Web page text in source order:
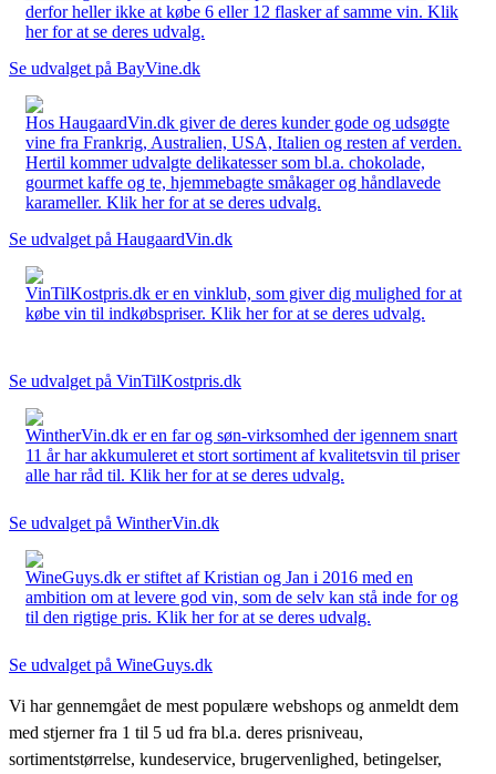
derfor heller ikke at købe 6 eller 12 flasker af samme vin. Klik
her for at se deres udvalg.
Se udvalget på BayVine.dk
Hos HaugaardVin.dk giver de deres kunder gode og udsøgte
vine fra Frankrig, Australien, USA, Italien og resten af verden.
Hertil kommer udvalgte delikatesser som bl.a. chokolade,
gourmet kaffe og te, hjemmebagte småkager og håndlavede
karameller. Klik her for at se deres udvalg.
Se udvalget på HaugaardVin.dk
VinTilKostpris.dk er en vinklub, som giver dig mulighed for at
købe vin til indkøbspriser. Klik her for at se deres udvalg.
Se udvalget på VinTilKostpris.dk
WintherVin.dk er en far og søn-virksomhed der igennem snart
11 år har akkumuleret et stort sortiment af kvalitetsvin til priser
alle har råd til. Klik her for at se deres udvalg.
Se udvalget på WintherVin.dk
WineGuys.dk er stiftet af Kristian og Jan i 2016 med en
ambition om at levere god vin, som de selv kan stå inde for og
til den rigtige pris. Klik her for at se deres udvalg.
Se udvalget på WineGuys.dk
Vi har gennemgået de mest populære webshops og anmeldt dem
med stjerner fra 1 til 5 ud fra bl.a. deres prisniveau,
sortimentstørrelse, kundeservice, brugervenlighed, betingelser,